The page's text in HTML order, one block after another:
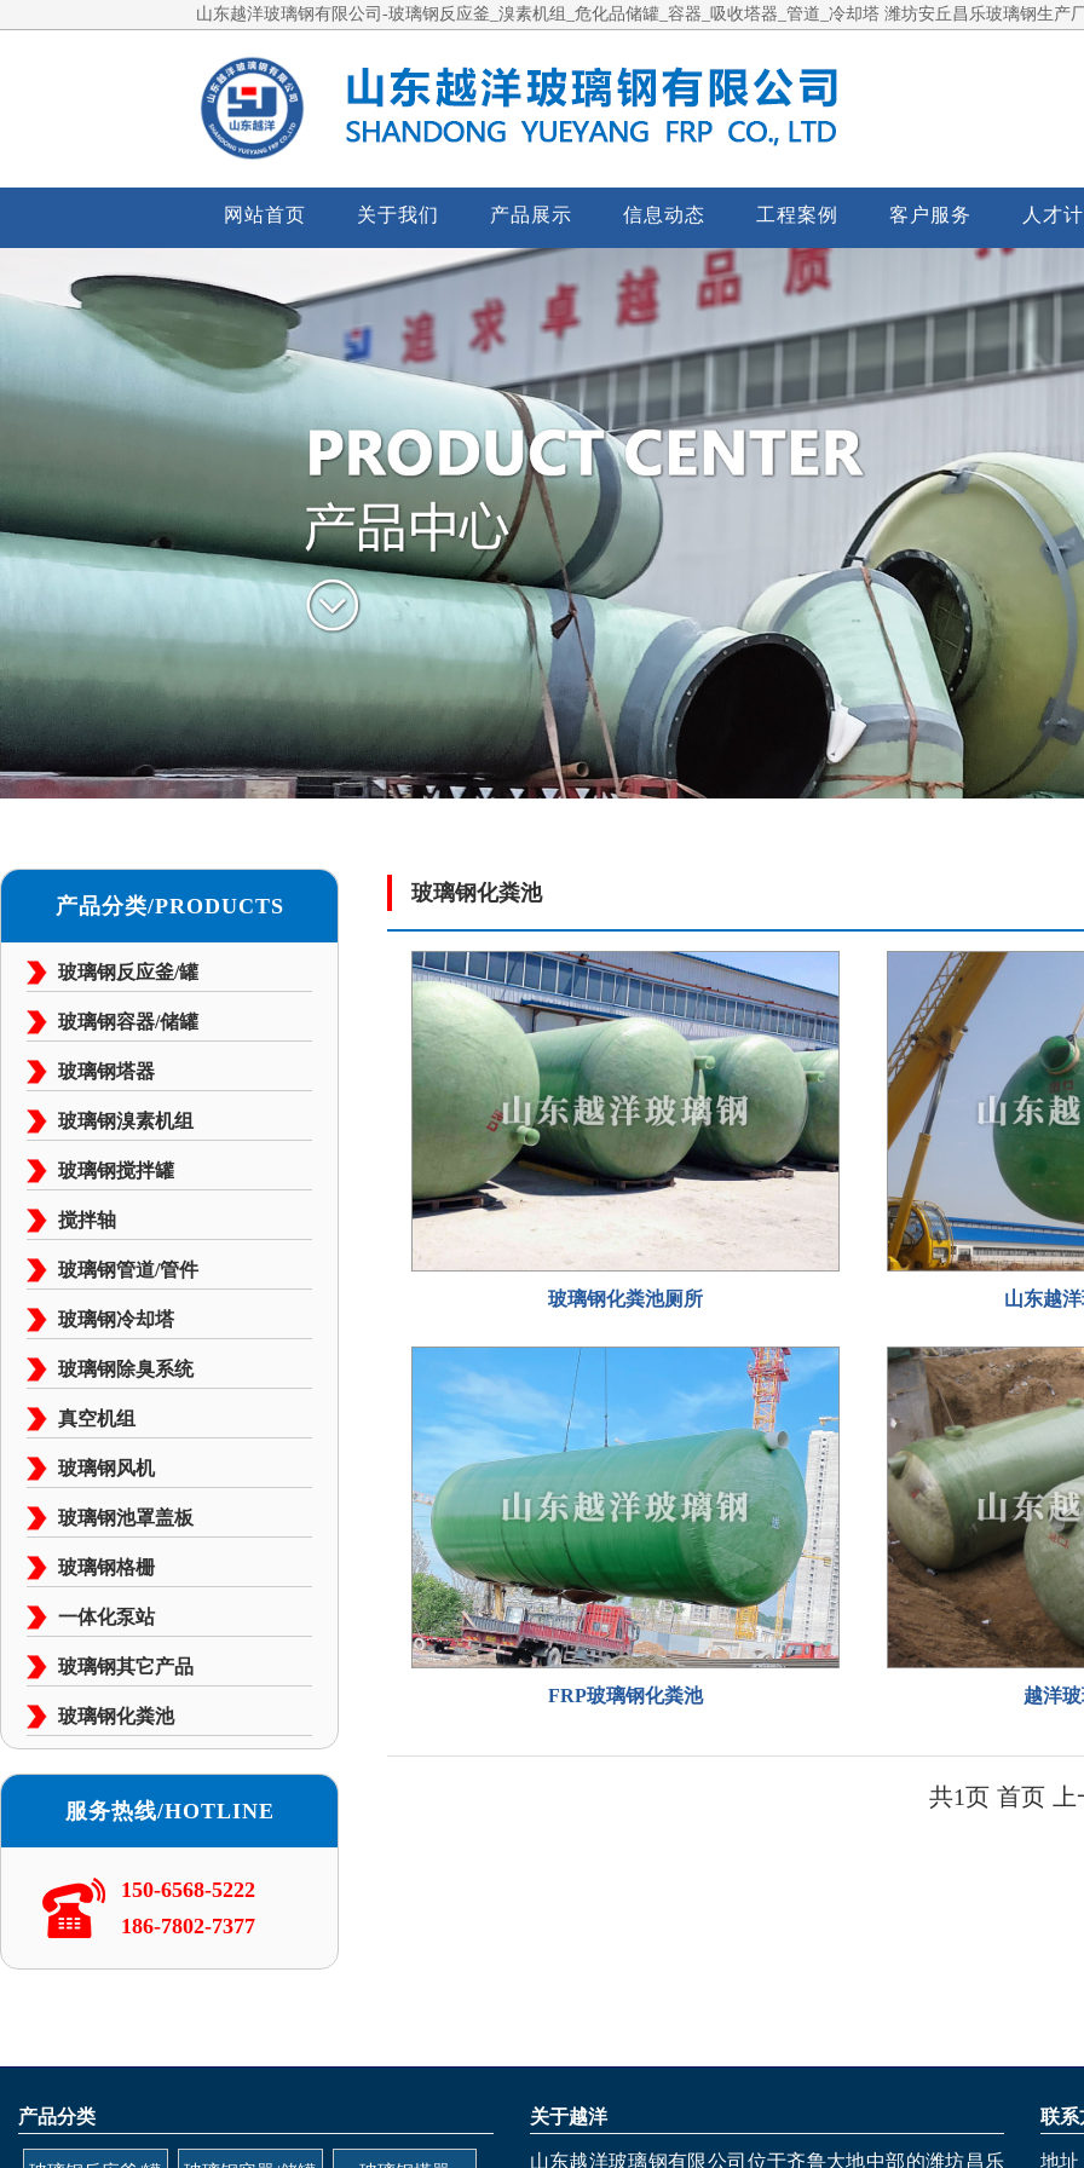
山东越洋玻璃钢有限公司-玻璃钢反应釜_溴素机组_危化品储罐_容器_吸收塔器_管道_冷却塔 潍坊安丘昌乐玻璃钢生产
网站首页 关于我们 产品展示 信息动态 工程案例 客户服务 人才
产品分类/PRODUCTS
玻璃钢反应釜/罐
玻璃钢容器/储罐
玻璃钢塔器
玻璃钢溴素机组
玻璃钢搅拌罐
搅拌轴
玻璃钢管道/管件
玻璃钢冷却塔
玻璃钢除臭系统
真空机组
玻璃钢风机
玻璃钢池罩盖板
玻璃钢格栅
一体化泵站
玻璃钢其它产品
玻璃钢化粪池
服务热线/HOTLINE
150-6568-5222
186-7802-7377
玻璃钢化粪池
玻璃钢化粪池厕所 山东越
FRP玻璃钢化粪池 越洋
共1页 首页
产品分类 关于越洋
山东越洋玻璃钢有限公司位于齐鲁大地中部的潍坊昌乐
联系
地址